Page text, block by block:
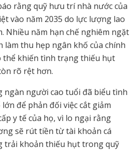
rằng quỹ hưu trí nhà nước của
vào năm 2035 do lực lượng lao
Nhiều năm hạn chế nghiêm ngặt
làm thu hẹp ngân khố của chính
thể khiến tình trạng thiếu hụt
rõ rệt hơn.
ngàn người cao tuổi đã biểu tình
để phản đối việc cắt giảm
y tế của họ, vì lo ngại rằng
sẽ rút tiền từ tài khoản cá
trải khoản thiếu hụt trong quỹ